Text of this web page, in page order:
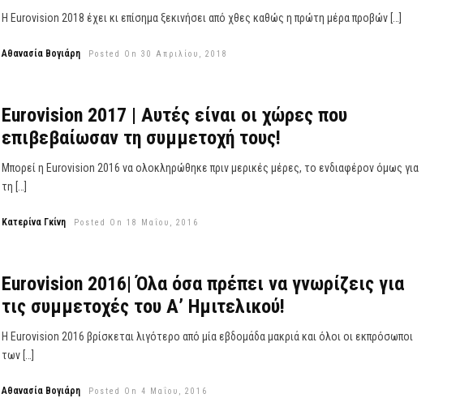
Η Eurovision 2018 έχει κι επίσημα ξεκινήσει από χθες καθώς η πρώτη μέρα προβών […]
Αθανασία Βογιάρη Posted On 30 Απριλίου, 2018
Eurovision 2017 | Αυτές είναι οι χώρες που
επιβεβαίωσαν τη συμμετοχή τους!
Μπορεί η Eurovision 2016 να ολοκληρώθηκε πριν μερικές μέρες, το ενδιαφέρον όμως για
τη […]
Κατερίνα Γκίνη Posted On 18 Μαΐου, 2016
Eurovision 2016| Όλα όσα πρέπει να γνωρίζεις για
τις συμμετοχές του Α’ Ημιτελικού!
Η Eurovision 2016 βρίσκεται λιγότερο από μία εβδομάδα μακριά και όλοι οι εκπρόσωποι
των […]
Αθανασία Βογιάρη Posted On 4 Μαΐου, 2016